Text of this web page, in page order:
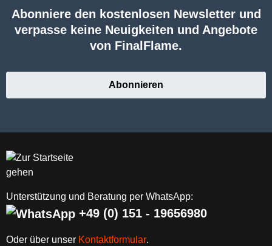
Abonniere den kostenlosen Newsletter und
verpasse keine Neuigkeiten und Angebote
von FinalFlame.
Abonnieren
Unterstützung und Beratung per WhatsApp:
+49 (0) 151 - 19656980
Oder über unser Kontaktformular.